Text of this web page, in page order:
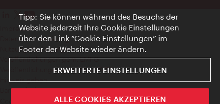
Impressum
Datenschutzerklärung
Nutzungsbedingungen
Veröffentlichungen gem. EMFG
Veröffentlichungen gem. MedKF‑TG
Hinweis geben
Barrierefreiheit
Cookie Einstellungen
Tipp: Sie können während des Besuchs der
Website jederzeit Ihre Cookie Einstellungen
über den Link “Cookie Einstellungen” im
Footer der Website wieder ändern.
ERWEITERTE EINSTELLUNGEN
ALLE COOKIES AKZEPTIEREN